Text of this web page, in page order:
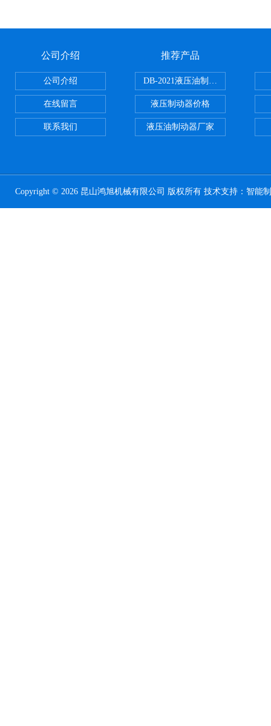
公司介绍
公司介绍
在线留言
联系我们
推荐产品
DB-2021液压油制动器
液压制动器价格
液压油制动器厂家
Copyright © 2026 昆山鸿旭机械有限公司 版权所有 技术支持： 智能